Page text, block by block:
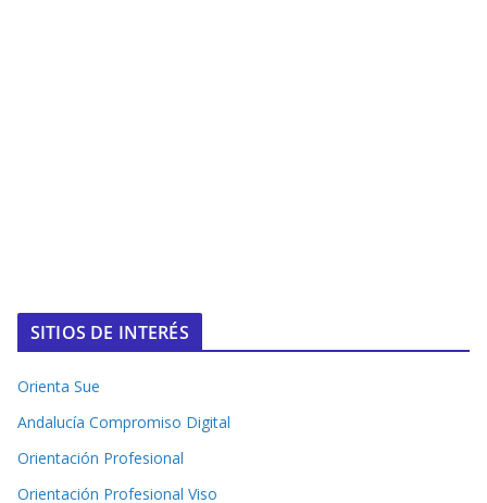
SITIOS DE INTERÉS
Orienta Sue
Andalucía Compromiso Digital
Orientación Profesional
Orientación Profesional Viso